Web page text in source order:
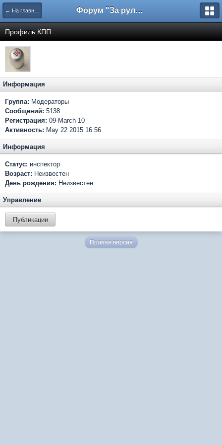
← На главную Форум "За рулем"
Профиль КПП
Информация
Группа: Модераторы
Сообщений: 5138
Регистрация: 09-March 10
Активность: May 22 2015 16:56
Информация
Статус: инспектор
Возраст: Неизвестен
День рождения: Неизвестен
Управление
Публикации
Полная версия